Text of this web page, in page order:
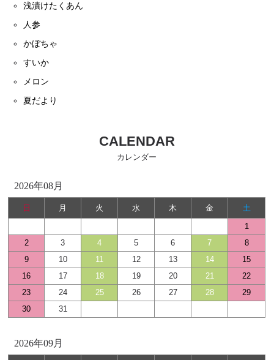
浅漬けたくあん
人参
かぼちゃ
すいか
メロン
夏だより
CALENDAR
カレンダー
2026年08月
日 月 火 水 木 金
土
1
2
3 4 5 6 7
8
9
10 11 12 13 14
15
16
17 18 19 20 21
22
23
24 25 26 27 28
29
30
31
2026年09月